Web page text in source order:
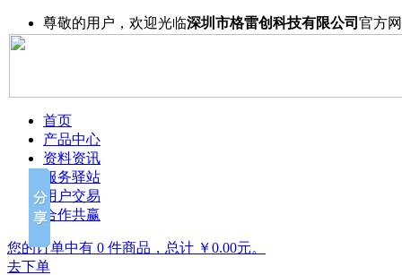
尊敬的用户，欢迎光临深圳市格雷创科技有限公司 官方
首页
产品中心
资料资讯
服务驿站
用户交易
合作共赢
您的订单中有 0 件商品，总计 ￥0.00元。
去下单